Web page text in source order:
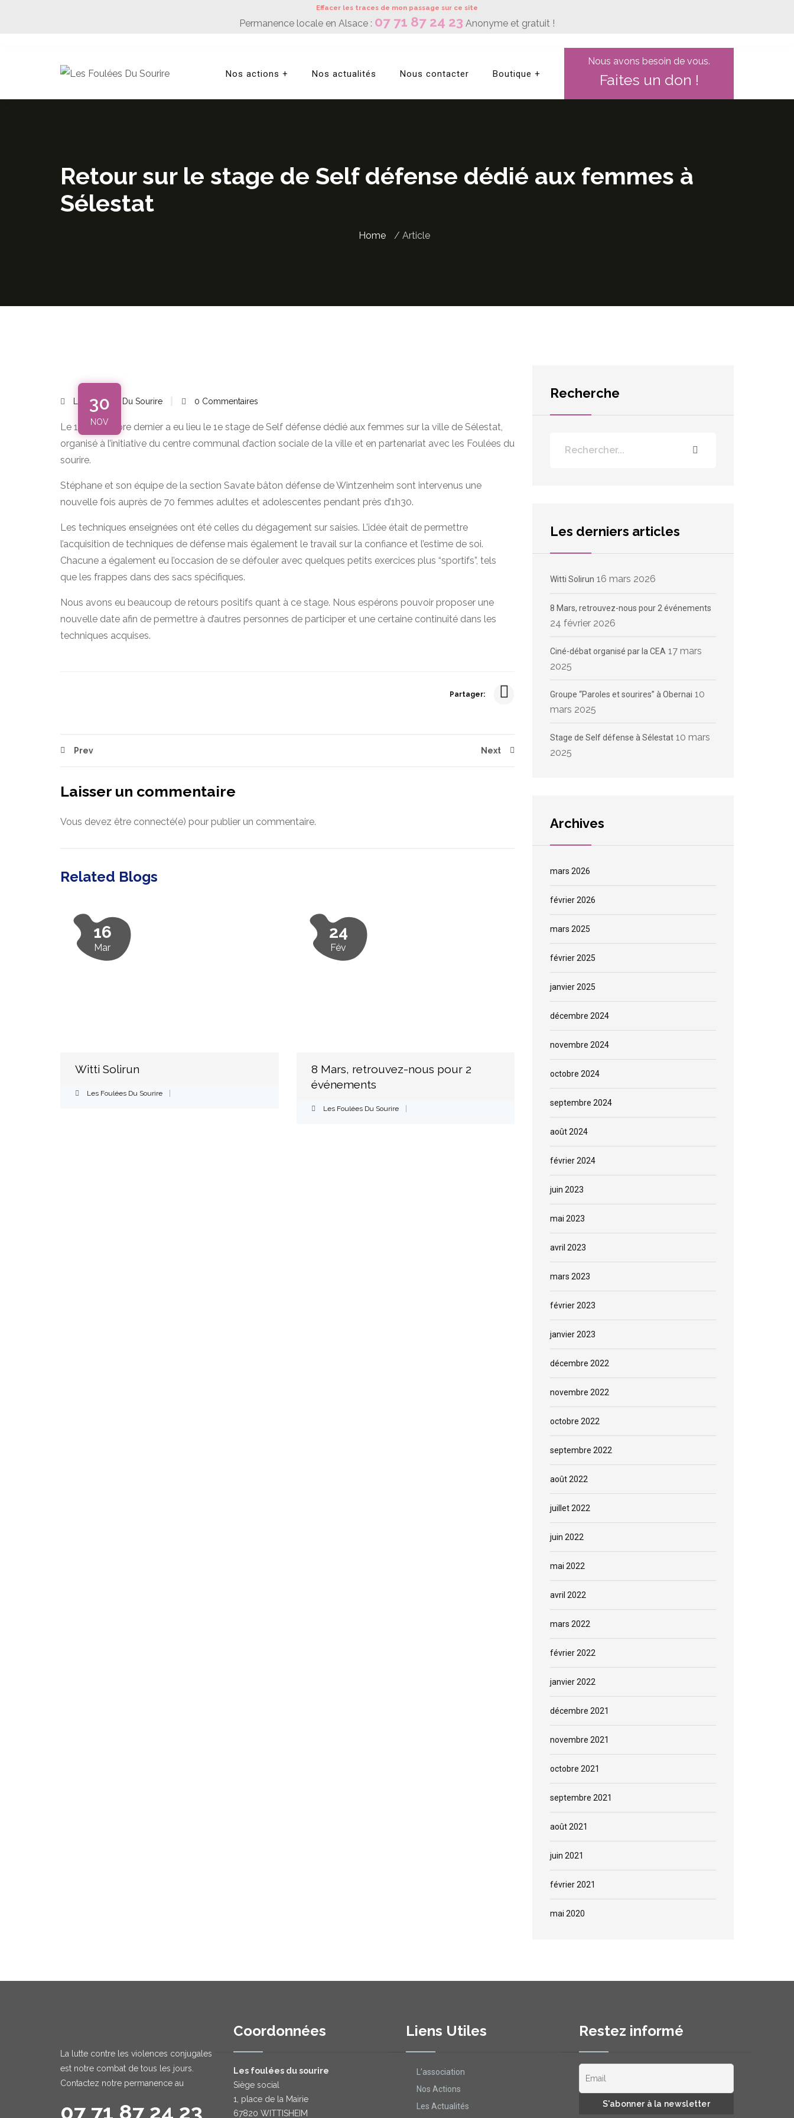
Effacer les traces de mon passage sur ce site
Permanence locale en Alsace : 07 71 87 24 23 Anonyme et gratuit !
Nos actions Nos actualités Nous contacter Boutique
Nous avons besoin de vous.
Faites un don !
Retour sur le stage de Self défense dédié aux femmes à
Sélestat
Home / Article
30
NOV
Les Foulées Du Sourire 0 Commentaires
Le 14 novembre dernier a eu lieu le 1e stage de Self défense dédié aux femmes sur la ville de Sélestat,
organisé à l’initiative du centre communal d’action sociale de la ville et en partenariat avec les Foulées du
sourire.
Stéphane et son équipe de la section Savate bâton défense de Wintzenheim sont intervenus une
nouvelle fois auprès de 70 femmes adultes et adolescentes pendant près d’1h30.
Les techniques enseignées ont été celles du dégagement sur saisies. L’idée était de permettre
l’acquisition de techniques de défense mais également le travail sur la confiance et l’estime de soi.
Chacune a également eu l’occasion de se défouler avec quelques petits exercices plus “sportifs”, tels
que les frappes dans des sacs spécifiques.
Nous avons eu beaucoup de retours positifs quant à ce stage. Nous espérons pouvoir proposer une
nouvelle date afin de permettre à d’autres personnes de participer et une certaine continuité dans les
techniques acquises.
Partager:
Post
navigation
Prev Next
Laisser un commentaire
Vous devez être connecté(e) pour publier un commentaire.
Related Blogs
16
Mar
Witti Solirun
Les Foulées Du Sourire
24
Fév
8 Mars, retrouvez-nous pour 2
événements
Les Foulées Du Sourire
Recherche
Les derniers articles
Witti Solirun 16 mars 2026
8 Mars, retrouvez-nous pour 2 événements
24 février 2026
Ciné-débat organisé par la CEA 17 mars
2025
Groupe “Paroles et sourires” à Obernai 10
mars 2025
Stage de Self défense à Sélestat 10 mars
2025
Archives
mars 2026
février 2026
mars 2025
février 2025
janvier 2025
décembre 2024
novembre 2024
octobre 2024
septembre 2024
août 2024
février 2024
juin 2023
mai 2023
avril 2023
mars 2023
février 2023
janvier 2023
décembre 2022
novembre 2022
octobre 2022
septembre 2022
août 2022
juillet 2022
juin 2022
mai 2022
avril 2022
mars 2022
février 2022
janvier 2022
décembre 2021
novembre 2021
octobre 2021
septembre 2021
août 2021
juin 2021
février 2021
mai 2020
La lutte contre les violences conjugales
est notre combat de tous les jours.
Contactez notre permanence au
07 71 87 24 23
Coordonnées
Les foulées du sourire
Siège social
1, place de la Mairie
67820 WITTISHEIM
Liens Utiles
L’association
Nos Actions
Les Actualités
Restez informé